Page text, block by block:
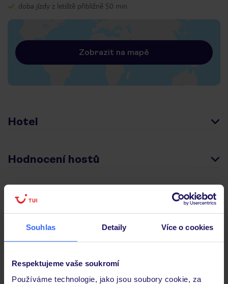
Souhlas Detaily Více o cookies
Respektujeme vaše soukromí
Používáme technologie, jako jsou soubory cookie, za
doba jízdy z letiště přibližně 50 min.
Zobrazit na mapě
Hotel
Hodnocení hostů
Pokoje
Stravování
Důležité informace